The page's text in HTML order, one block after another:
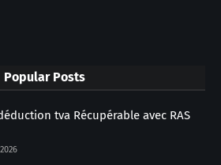
Popular Posts
tva Récupérable avec RAS